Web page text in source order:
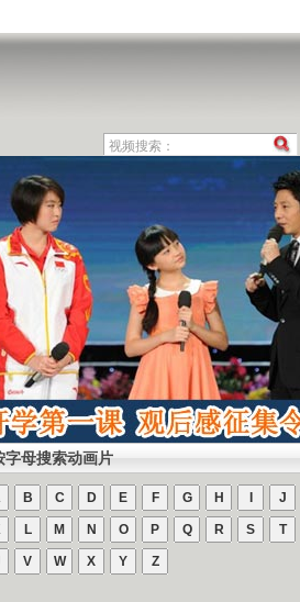
字母搜索动画片
B C D E F G H J
L M N O P Q R S T
V W X Y Z